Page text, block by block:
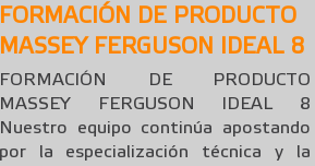
FORMACIÓN DE PRODUCTO
MASSEY FERGUSON IDEAL 8
FORMACIÓN DE PRODUCTO
MASSEY FERGUSON IDEAL 8
Nuestro equipo continúa apostando
por la especialización técnica y la